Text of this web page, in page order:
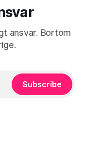
ansvar. Bortom
Subscribe